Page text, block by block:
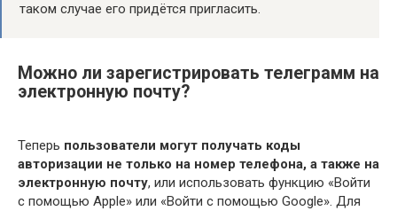
таком случае его придётся пригласить.
Можно ли зарегистрировать телеграмм на
электронную почту?
Теперь пользователи могут получать коды
авторизации не только на номер телефона, а также на
электронную почту, или использовать функцию «Войти
с помощью Apple» или «Войти с помощью Google». Для